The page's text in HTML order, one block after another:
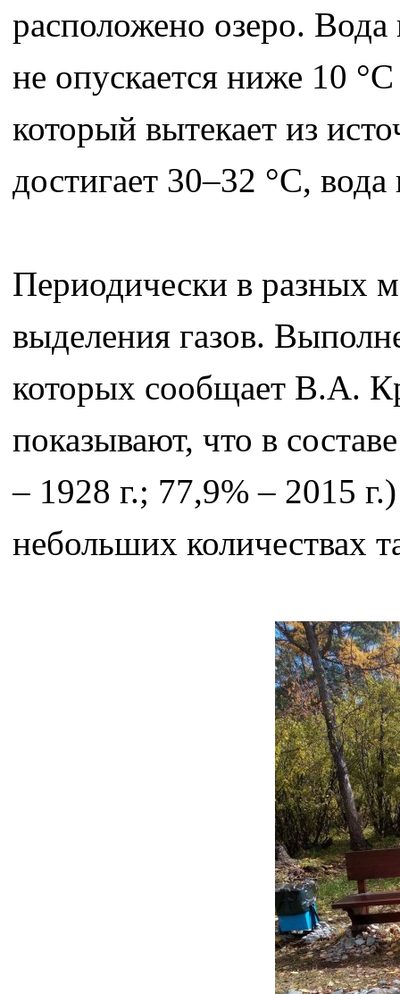
расположено озеро. Вода
не опускается ниже 10
который вытекает из
достигает 30–32 °C,
Периодически в разных
выделения газов.
которых сообщает В.А.
показывают, что в
– 1928 г.; 77,9% – 2015
небольших количествах